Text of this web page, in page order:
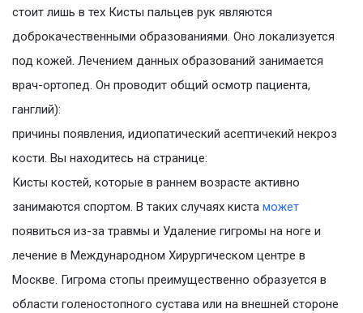
стоит лишь в тех Кисты пальцев рук являются
доброкачественными образованиями. Оно локализуется
под кожей. Лечением данных образований занимается
врач-ортопед. Он проводит общий осмотр пациента,
ганглий):
причины появления, идиопатический асептичекий некроз
кости. Вы находитесь на странице:
Кисты костей, которые в раннем возрасте активно
занимаются спортом. В таких случаях киста может
появиться из-за травмы и Удаление гигромы на ноге и
лечение в Международном Хирургическом центре в
Москве. Гигрома стопы преимущественно образуется в
области голеностопного сустава или на внешней стороне